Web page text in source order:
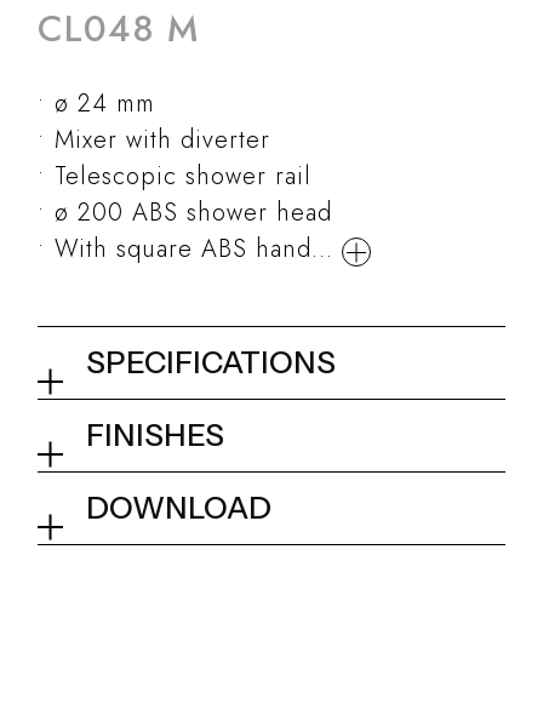
CL048 M
ø 24 mm
Mixer with diverter
Telescopic shower rail
ø 200 ABS shower head
With square ABS hand...
SPECIFICATIONS
Shower column with mixer
Collection Kits and accessories
FINISHES
01Q - Chrome
DOWNLOAD
Tech info